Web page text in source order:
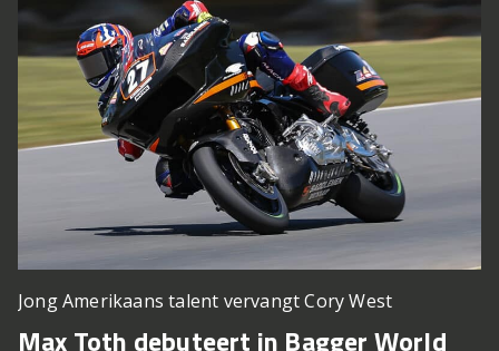
Jong Amerikaans talent vervangt Cory West
Max Toth debuteert in Bagger World